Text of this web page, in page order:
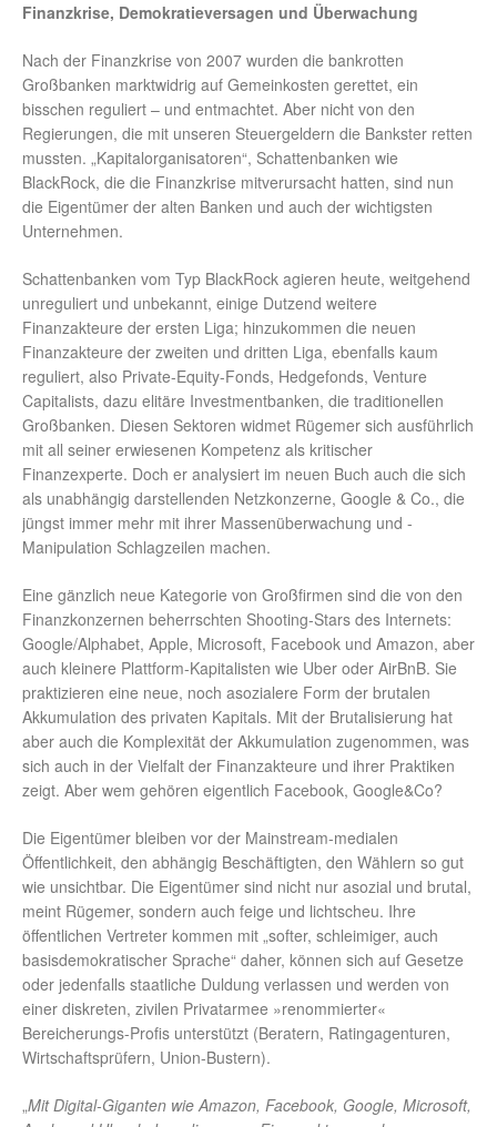
Finanzkrise, Demokratieversagen und Überwachung
Nach der Finanzkrise von 2007 wurden die bankrotten
Großbanken marktwidrig auf Gemeinkosten gerettet, ein
bisschen reguliert – und entmachtet. Aber nicht von den
Regierungen, die mit unseren Steuergeldern die Bankster retten
mussten. „Kapitalorganisatoren“, Schattenbanken wie
BlackRock, die die Finanzkrise mitverursacht hatten, sind nun
die Eigentümer der alten Banken und auch der wichtigsten
Unternehmen.
Schattenbanken vom Typ BlackRock agieren heute, weitgehend
unreguliert und unbekannt, einige Dutzend weitere
Finanzakteure der ersten Liga; hinzukommen die neuen
Finanzakteure der zweiten und dritten Liga, ebenfalls kaum
reguliert, also Private-Equity-Fonds, Hedgefonds, Venture
Capitalists, dazu elitäre Investmentbanken, die traditionellen
Großbanken. Diesen Sektoren widmet Rügemer sich ausführlich
mit all seiner erwiesenen Kompetenz als kritischer
Finanzexperte. Doch er analysiert im neuen Buch auch die sich
als unabhängig darstellenden Netzkonzerne, Google & Co., die
jüngst immer mehr mit ihrer Massenüberwachung und -
Manipulation Schlagzeilen machen.
Eine gänzlich neue Kategorie von Großfirmen sind die von den
Finanzkonzernen beherrschten Shooting-Stars des Internets:
Google/Alphabet, Apple, Microsoft, Facebook und Amazon, aber
auch kleinere Plattform-Kapitalisten wie Uber oder AirBnB. Sie
praktizieren eine neue, noch asozialere Form der brutalen
Akkumulation des privaten Kapitals. Mit der Brutalisierung hat
aber auch die Komplexität der Akkumulation zugenommen, was
sich auch in der Vielfalt der Finanzakteure und ihrer Praktiken
zeigt. Aber wem gehören eigentlich Facebook, Google&Co?
Die Eigentümer bleiben vor der Mainstream-medialen
Öffentlichkeit, den abhängig Beschäftigten, den Wählern so gut
wie unsichtbar. Die Eigentümer sind nicht nur asozial und brutal,
meint Rügemer, sondern auch feige und lichtscheu. Ihre
öffentlichen Vertreter kommen mit „softer, schleimiger, auch
basisdemokratischer Sprache“ daher, können sich auf Gesetze
oder jedenfalls staatliche Duldung verlassen und werden von
einer diskreten, zivilen Privatarmee »renommierter«
Bereicherungs-Profis unterstützt (Beratern, Ratingagenturen,
Wirtschaftsprüfern, Union-Bustern).
„Mit Digital-Giganten wie Amazon, Facebook, Google, Microsoft,